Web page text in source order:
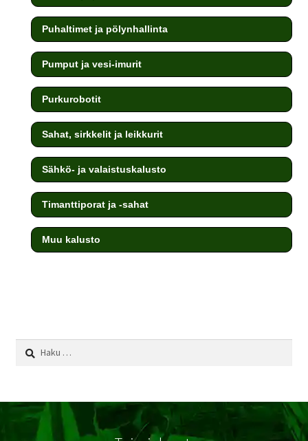
Puhaltimet ja pölynhallinta
Pumput ja vesi-imurit
Purkurobotit
Sahat, sirkkelit ja leikkurit
Sähkö- ja valaistuskalusto
Timanttiporat ja -sahat
Muu kalusto
Haku: